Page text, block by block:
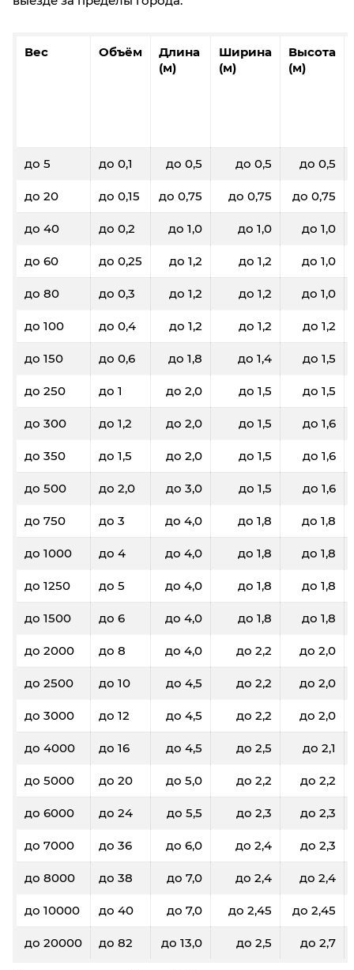
Вес Объём
Длина
(м)
Ширина
(м)
Высота
(м)
до 5 до 0,1 до 0,5 до 0,5 до 0,5
до 20 до 0,15 до 0,75 до 0,75 до 0,75
до 40 до 0,2 до 1,0 до 1,0 до 1,0
до 60 до 0,25 до 1,2 до 1,2 до 1,0
до 80 до 0,3 до 1,2 до 1,2 до 1,0
до 100 до 0,4 до 1,2 до 1,2 до 1,2
до 150 до 0,6 до 1,8 до 1,4 до 1,5
до 250 до 1 до 2,0 до 1,5 до 1,5
до 300 до 1,2 до 2,0 до 1,5 до 1,6
до 350 до 1,5 до 2,0 до 1,5 до 1,6
до 500 до 2,0 до 3,0 до 1,5 до 1,6
до 750 до 3 до 4,0 до 1,8 до 1,8
до 1000 до 4 до 4,0 до 1,8 до 1,8
до 1250 до 5 до 4,0 до 1,8 до 1,8
до 1500 до 6 до 4,0 до 1,8 до 1,8
до 2000 до 8 до 4,0 до 2,2 до 2,0
до 2500 до 10 до 4,5 до 2,2 до 2,0
до 3000 до 12 до 4,5 до 2,2 до 2,0
до 4000 до 16 до 4,5 до 2,5 до 2,1
до 5000 до 20 до 5,0 до 2,2 до 2,2
до 6000 до 24 до 5,5 до 2,3 до 2,3
до 7000 до 36 до 6,0 до 2,4 до 2,3
до 8000 до 38 до 7,0 до 2,4 до 2,4
до 10000 до 40 до 7,0 до 2,45 до 2,45
до 20000 до 82 до 13,0 до 2,5 до 2,7